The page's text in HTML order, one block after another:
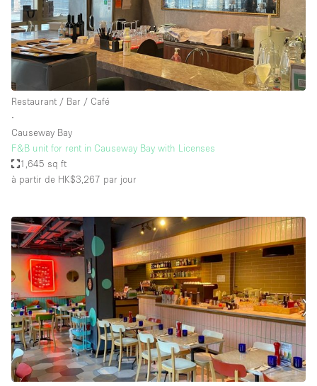
Restaurant / Bar / Café
∙
Causeway Bay
F&B unit for rent in Causeway Bay with Licenses
1,645 sq ft
à partir de HK$3,267 par jour